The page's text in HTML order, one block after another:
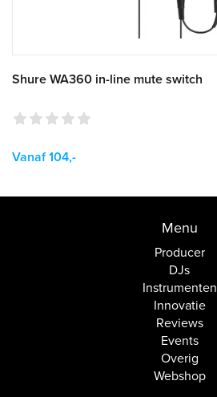
Shure WA360 in-line mute switch
Vanaf 104,-
Menu
Producer
DJs
Instrumenten
Innovatie
Reviews
Events
Overig
Webshop